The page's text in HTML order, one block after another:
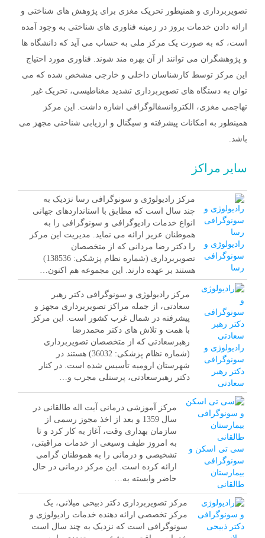
تصویربرداری و همنیطور تحریک مغزی برای پژوهش های شناختی و
ارائه دادن خدمات بروز در زمینه فناوری های شناختی به وجود آمده
است، که به صورت یک مرکز ملی به حساب می آید که دانشگاه ها
و پژوهشگران می توانند از آن بهره مند شوند. فناوری مورد احتیاج
این مرکز توسط کارشناسان داخلی و خارجی مشخص شده که می
توان به دستگاه های تصویربرداری تشدید مغناطیسی، تحریک غیر
تهاجمی مغزی، الکتروانسفالوگرافی اشاره داشت. این مرکز
همینطور به امکانات پیشرفته و سیگنال و ارزیابی شناختی مجهز می
باشد.
سایر مراکز
رادیولوژی و
سونوگرافی
رسا
مرکز رادیولوژی و سونوگرافی رسا نزدیک به
چند سال است که مطابق با استانداردهای جهانی
انواع خدمات رادیوگرافی و سونوگرافی را به
هموطنان عزیز ارائه می نماید. مدیریت این مرکز
را دکتر رضا مردانی که از متخصصان
تصویربرداری (شماره نظام پزشکی: 138536)
هستند بر عهده دارند. این مجموعه هم اکنون…
رادیولوژی و
سونوگرافی
دکتر رهبر
سعادتی
مرکز رادیولوژی و سونوگرافی دکتر رهبر
سعادتی، از جمله مراکز تصویربرداری مجهز و
پیشرفته در شمال غرب کشور است. این مرکز
با همت و تلاش های دکتر محمدرضا
رهبرسعادتی که از متخصصان تصویربرداری
(شماره نظام پزشکی: 36032) هستند در
شهرستان ارومیه تأسیس شده است. در کنار
دکتر رهبرسعادتی، پرسنلی مجرب و…
سی تی اسکن و
سونوگرافی
بیمارستان
طالقانی
مرکز آموزشی درمانی آیت اله طالقانی در
سال 1359 و بعد از اخذ مجوز رسمی از
سازمان بهداری وقت، آغاز به کار کرد و تا
به امروز طیف وسیعی از خدمات مراقبتی،
تشخیصی و درمانی را به هموطنان گرامی
ارائه کرده است. این مرکز درمانی در حال
حاضر وابسته به…
مرکز تصویربرداری دکتر ذبیحی میلانی، یک
مرکز تخصصی ارائه دهنده خدمات رادیولوژی و
سونوگرافی است که نزدیک به چند سال است